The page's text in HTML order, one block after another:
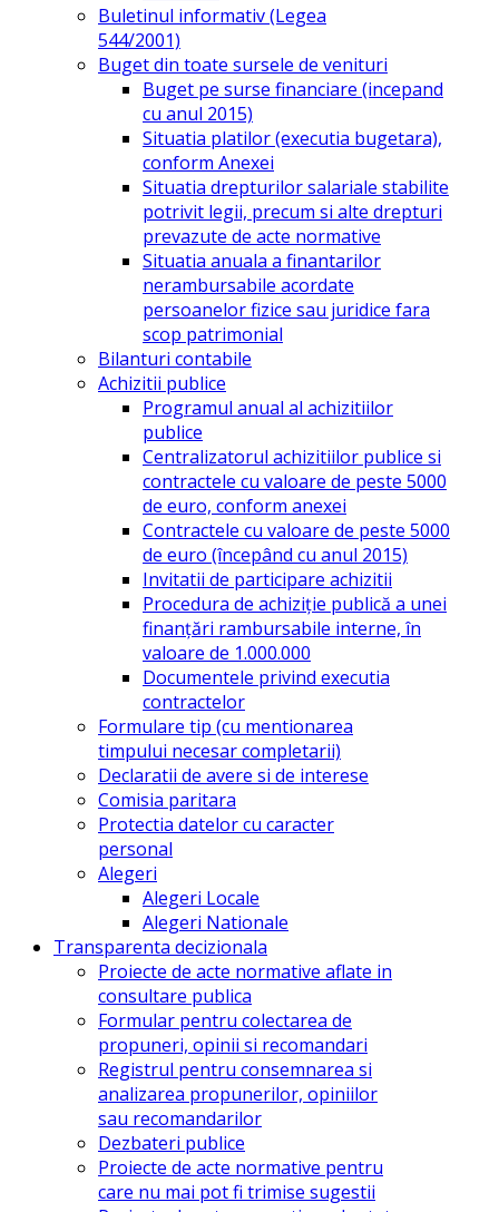
Buletinul informativ (Legea
544/2001)
Buget din toate sursele de venituri
Buget pe surse financiare (incepand
cu anul 2015)
Situatia platilor (executia bugetara),
conform Anexei
Situatia drepturilor salariale stabilite
potrivit legii, precum si alte drepturi
prevazute de acte normative
Situatia anuala a finantarilor
nerambursabile acordate
persoanelor fizice sau juridice fara
scop patrimonial
Bilanturi contabile
Achizitii publice
Programul anual al achizitiilor
publice
Centralizatorul achizitiilor publice si
contractele cu valoare de peste 5000
de euro, conform anexei
Contractele cu valoare de peste 5000
de euro (începând cu anul 2015)
Invitatii de participare achizitii
Procedura de achiziție publică a unei
finanțări rambursabile interne, în
valoare de 1.000.000
Documentele privind executia
contractelor
Formulare tip (cu mentionarea
timpului necesar completarii)
Declaratii de avere si de interese
Comisia paritara
Protectia datelor cu caracter
personal
Alegeri
Alegeri Locale
Alegeri Nationale
Transparenta decizionala
Proiecte de acte normative aflate in
consultare publica
Formular pentru colectarea de
propuneri, opinii si recomandari
Registrul pentru consemnarea si
analizarea propunerilor, opiniilor
sau recomandarilor
Dezbateri publice
Proiecte de acte normative pentru
care nu mai pot fi trimise sugestii